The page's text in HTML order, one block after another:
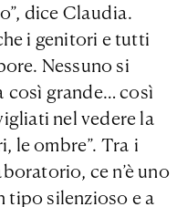
dice Claudia.
i genitori e tutti
Nessuno si
così grande… così
nel vedere la
le ombre”. Tra i
ce n’è uno
tipo silenzioso e a